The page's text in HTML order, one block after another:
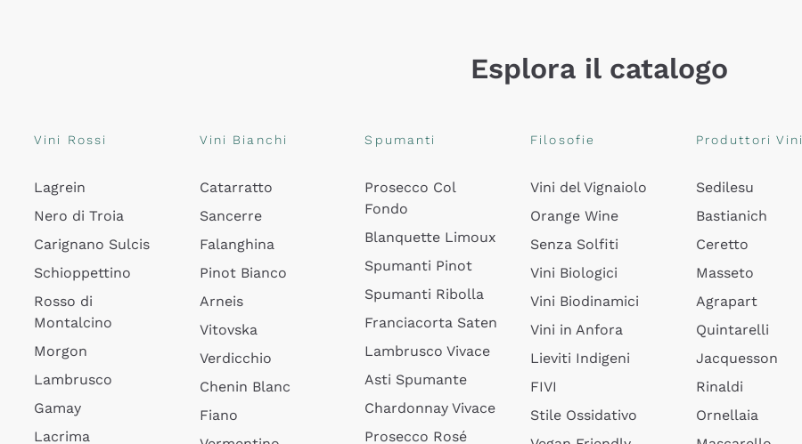
Esplora il catalogo
Vini Rossi
Lagrein
Nero di Troia
Carignano Sulcis
Schioppettino
Rosso di
Montalcino
Morgon
Lambrusco
Gamay
Lacrima
Vini Bianchi
Catarratto
Sancerre
Falanghina
Pinot Bianco
Arneis
Vitovska
Verdicchio
Chenin Blanc
Fiano
Spumanti
Prosecco Col
Fondo
Blanquette Limoux
Spumanti Pinot
Spumanti Ribolla
Franciacorta Saten
Lambrusco Vivace
Asti Spumante
Chardonnay Vivace
Prosecco Rosé
Filosofie
Vini del Vignaiolo
Orange Wine
Senza Solfiti
Vini Biologici
Vini Biodinamici
Vini in Anfora
Lieviti Indigeni
FIVI
Stile Ossidativo
Produttori Vini
Sedilesu
Bastianich
Ceretto
Masseto
Agrapart
Quintarelli
Jacquesson
Rinaldi
Ornellaia